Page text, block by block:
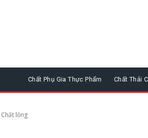
Chất Phụ Gia Thực Phẩm Chất Thải
Chất lỏng